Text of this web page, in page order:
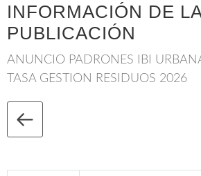
INFORMACIÓN DE
PUBLICACIÓN
ANUNCIO PADRONES IBI
TASA GESTION RESIDUOS 2026